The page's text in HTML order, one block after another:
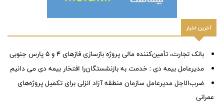
آخرین اخبار
بانک تجارت، تأمین‌کننده مالی پروژه بازسازی فازهای ۴ و ۵ پارس جنوبی
مدیرعامل بیمه دی : خدمت به بازنشستگان‌را افتخار بیمه دی می دانیم
ضرب‌الاجل مدیرعامل سازمان منطقه آزاد انزلی برای تكمیل پروژه‌های
عمرانی